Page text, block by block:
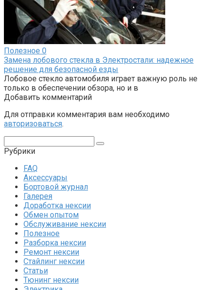
Полезное 0
Замена лобового стекла в Электростали: надежное
решение для безопасной езды
Лобовое стекло автомобиля играет важную роль не
только в обеспечении обзора, но и в
Добавить комментарий
Для отправки комментария вам необходимо
авторизоваться.
Рубрики
FAQ
Аксессуары
Бортовой журнал
Галерея
Доработка нексии
Обмен опытом
Обслуживание нексии
Полезное
Разборка нексии
Ремонт нексии
Стайлинг нексии
Статьи
Тюнинг нексии